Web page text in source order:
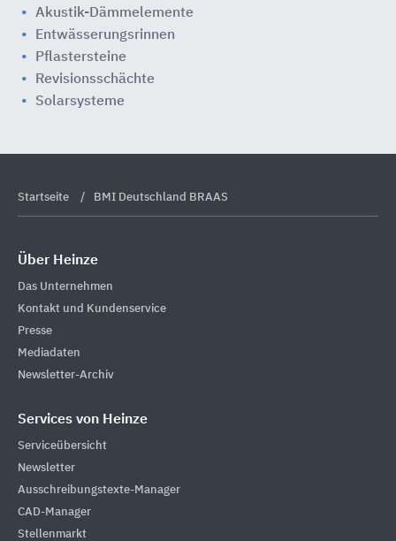
Akustik-Dämmelemente
Entwässerungsrinnen
Pflastersteine
Revisionsschächte
Solarsysteme
Startseite BMI Deutschland BRAAS
Über Heinze
Das Unternehmen
Kontakt und Kundenservice
Presse
Mediadaten
Newsletter-Archiv
Services von Heinze
Serviceübersicht
Newsletter
Ausschreibungstexte-Manager
CAD-Manager
Stellenmarkt